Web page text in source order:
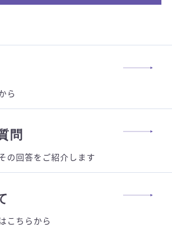
ら
問
の回答をご紹介します
こちらから